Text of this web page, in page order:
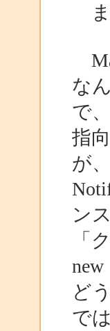
ま
な
で
指
が、
ン
「
ど
で